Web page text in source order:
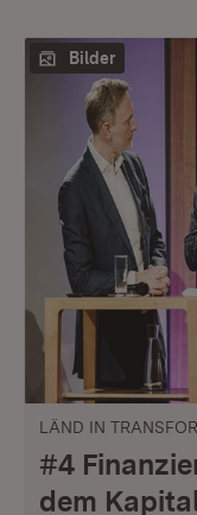
Bilder
LÄND IN
#4
dem